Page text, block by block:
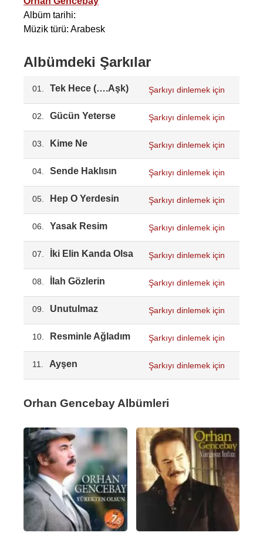
Albüm tarihi:
Müzik türü: Arabesk
Albümdeki Şarkılar
01. Tek Hece (….Aşk) Şarkıyı dinlemek için
02. Gücün Yeterse Şarkıyı dinlemek için
03. Kime Ne Şarkıyı dinlemek için
04. Sende Haklısın Şarkıyı dinlemek için
05. Hep O Yerdesin Şarkıyı dinlemek için
06. Yasak Resim Şarkıyı dinlemek için
07. İki Elin Kanda Olsa Şarkıyı dinlemek için
08. İlah Gözlerin Şarkıyı dinlemek için
09. Unutulmaz Şarkıyı dinlemek için
10. Resminle Ağladım Şarkıyı dinlemek için
11. Ayşen Şarkıyı dinlemek için
Orhan Gencebay Albümleri